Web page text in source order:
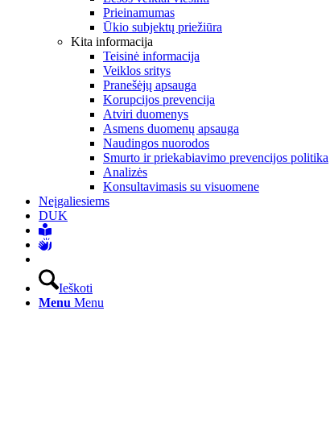
Prieinamumas
Ūkio subjektų priežiūra
Kita informacija
Teisinė informacija
Veiklos sritys
Pranešėjų apsauga
Korupcijos prevencija
Atviri duomenys
Asmens duomenų apsauga
Naudingos nuorodos
Smurto ir priekabiavimo prevencijos politika
Analizės
Konsultavimasis su visuomene
Neįgaliesiems
DUK
Ieškoti
Menu Menu